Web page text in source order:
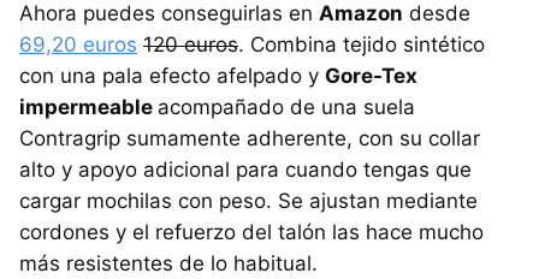
Ahora puedes conseguirlas en Amazon desde
69,20 euros 120 euros. Combina tejido sintético
con una pala efecto afelpado y Gore-Tex
impermeable acompañado de una suela
Contragrip sumamente adherente, con su collar
alto y apoyo adicional para cuando tengas que
cargar mochilas con peso. Se ajustan mediante
cordones y el refuerzo del talón las hace mucho
más resistentes de lo habitual.